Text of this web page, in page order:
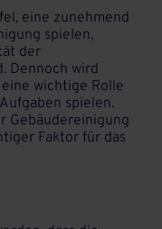
eine zunehmend
spielen,
der
Dennoch wird
wichtige Rolle
spielen.
Gebäudereinigung
Faktor für das